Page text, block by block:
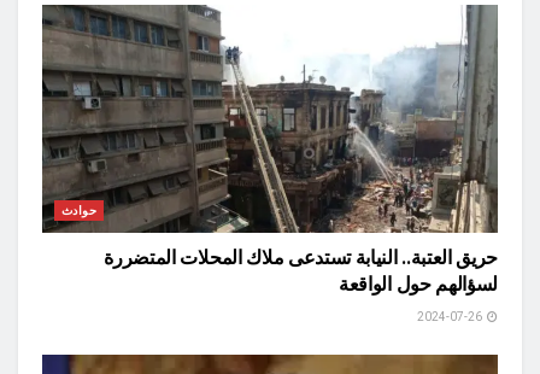
حوادث
حريق العتبة.. النيابة تستدعى ملاك المحلات المتضررة
لسؤالهم حول الواقعة